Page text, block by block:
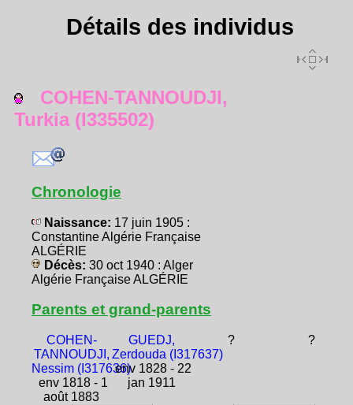
Détails des individus
COHEN-TANNOUDJI,
Turkia (I335502)
Chronologie
Naissance: 17 juin 1905 :
Constantine Algérie Française
ALGÉRIE
Décès: 30 oct 1940 : Alger
Algérie Française ALGÉRIE
Parents et grand-parents
COHEN-
TANNOUDJI,
Nessim (I317636)
env 1818 - 1
août 1883
GUEDJ,
Zerdouda (I317637)
env 1828 - 22
jan 1911
? ?